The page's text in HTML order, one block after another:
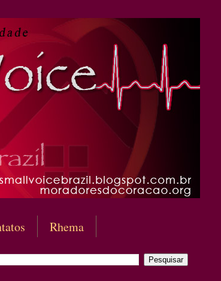
Rhema